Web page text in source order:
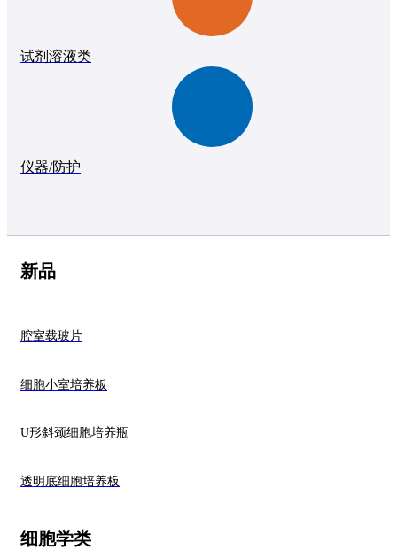
试剂溶液类
仪器/防护
新品
腔室载玻片
细胞小室培养板
U形斜颈细胞培养瓶
透明底细胞培养板
细胞学类